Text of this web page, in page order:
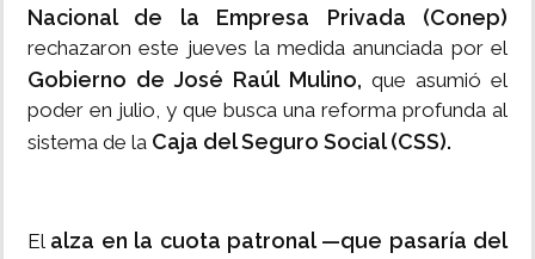
Nacional de la Empresa Privada (Conep)
rechazaron este jueves la medida anunciada por el
Gobierno de José Raúl Mulino, que asumió el
poder en julio, y que busca una reforma profunda al
sistema de la Caja del Seguro Social (CSS).
El alza en la cuota patronal —que pasaría del